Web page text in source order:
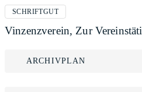
SCHRIFTGUT
Vinzenzverein, Zur
ARCHIVPLAN